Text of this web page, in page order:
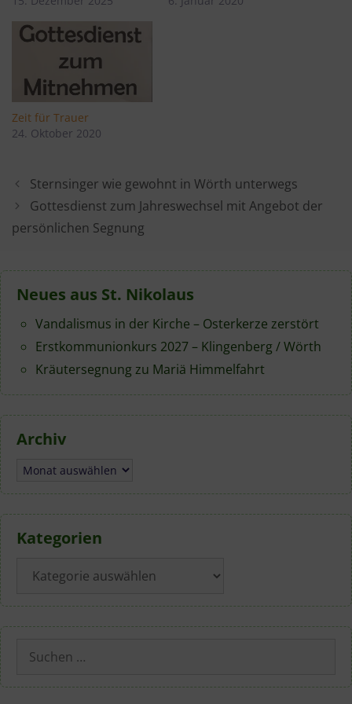
Zeit für Trauer
24. Oktober 2020
Sternsinger wie gewohnt in Wörth unterwegs
Gottesdienst zum Jahreswechsel mit Angebot der
persönlichen Segnung
Neues aus St. Nikolaus
Vandalismus in der Kirche – Osterkerze zerstört
Erstkommunionkurs 2027 – Klingenberg / Wörth
Kräutersegnung zu Mariä Himmelfahrt
Archiv
Archiv
Kategorien
Suchen
nach: